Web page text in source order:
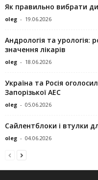
Як правильно вибрати
oleg - 19.06.2026
Андрологія та урологія:
значення лікарів
oleg - 18.06.2026
Україна та Росія
Запорізької АЕС
oleg - 05.06.2026
Сайлентблоки і втулки
oleg - 04.06.2026